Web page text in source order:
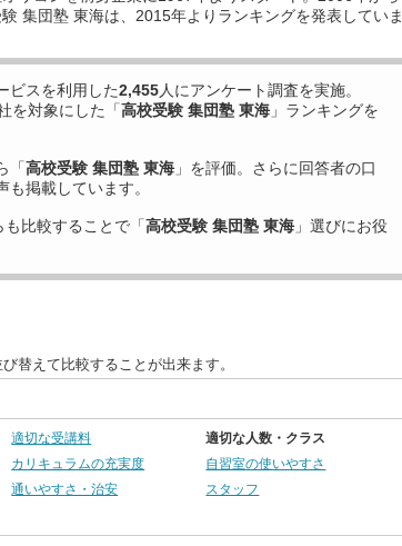
集団塾 東海は、2015年よりランキングを発表していま
ビスを利用した2,455人にアンケート調査を実施。
を対象にした「高校受験 集団塾 東海 」ランキングを
「高校受験 集団塾 東海 」を評価。さらに回答者の口
掲載しています。
も比較することで「高校受験 集団塾 東海 」選びにお役
替えて比較することが出来ます。
適切な受講料
適切な人数・クラス
カリキュラムの充実度
自習室の使いやすさ
通いやすさ・治安
スタッフ